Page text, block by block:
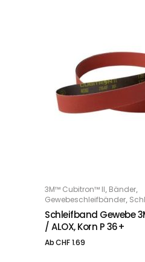
OPTIONS
3M™ Cubitron™ II, Bänder,
Gewebeschleifbänder,
Schleifband Gewebe
/ ALOX, Korn P 36+
AbCHF1.69